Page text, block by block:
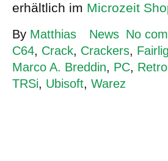
erhältlich im Microzeit
By Matthias News No
C64, Crack, Crackers,
Marco A. Breddin, PC, Retro
TRSi, Ubisoft, Warez